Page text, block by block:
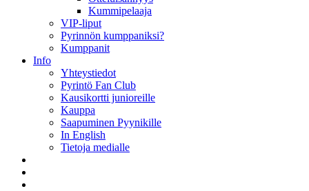
Kummipelaaja
VIP-liput
Pyrinnön kumppaniksi?
Kumppanit
Info
Yhteystiedot
Pyrintö Fan Club
Kausikortti junioreille
Kauppa
Saapuminen Pyynikille
In English
Tietoja medialle